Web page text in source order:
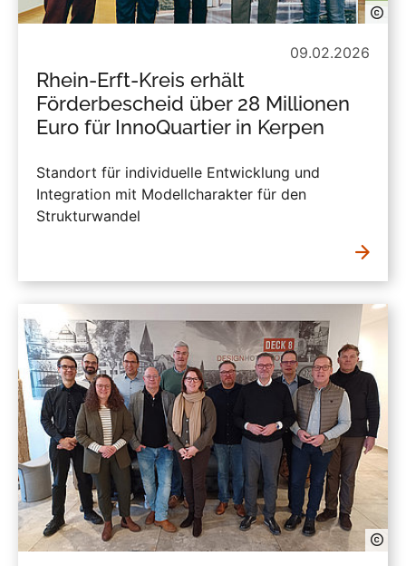
09.02.2026
Rhein-Erft-Kreis erhält
Förderbescheid über 28 Millionen
Euro für InnoQuartier in Kerpen
Standort für individuelle Entwicklung und
Integration mit Modellcharakter für den
Strukturwandel